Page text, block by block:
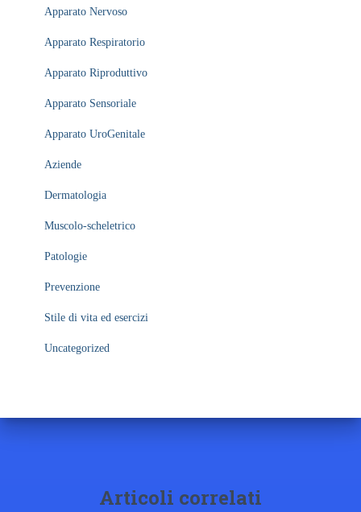
Apparato Nervoso
Apparato Respiratorio
Apparato Riproduttivo
Apparato Sensoriale
Apparato UroGenitale
Aziende
Dermatologia
Muscolo-scheletrico
Patologie
Prevenzione
Stile di vita ed esercizi
Uncategorized
Articoli correlati